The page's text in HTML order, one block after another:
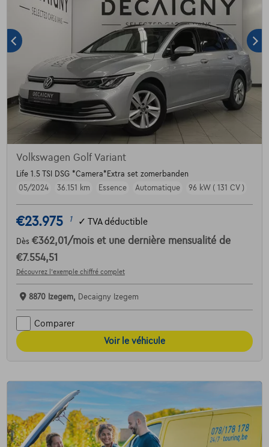
Volkswagen Golf Variant
Life 1.5 TSI DSG *Camera*Extra set zomerbanden
05/2024
36.151 km Essence Automatique 96 kW ( 131 CV )
€23.975 1 ✓ TVA déductible
Dès €362,01 /mois et une dernière mensualité de
€7.554,51
Découvrez l’exemple chiffré complet
8870 Izegem, Decaigny Izegem
Comparer
Voir le véhicule